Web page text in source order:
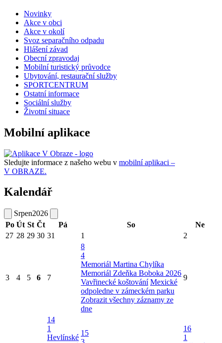
Novinky
Akce v obci
Akce v okolí
Svoz separačního odpadu
Hlášení závad
Obecní zpravodaj
Mobilní turistický průvodce
Ubytování, restaurační služby
SPORTCENTRUM
Ostatní informace
Sociální služby
Životní situace
Mobilní aplikace
Sledujte informace z našeho webu v mobilní aplikaci –
V OBRAZE.
Kalendář
Srpen2026
Po Út St Čt Pá So
Ne
27 28 29 30 31 1 2
3 4 5 6 7
8
4
Memoriál Martina Chylíka
Memoriál Zdeňka Boboka 2026
Vavřinecké koštování Mexické
odpoledne v zámeckém parku
Zobrazit všechny záznamy ze
dne
9
14
1
Hevlínské
15
16
1